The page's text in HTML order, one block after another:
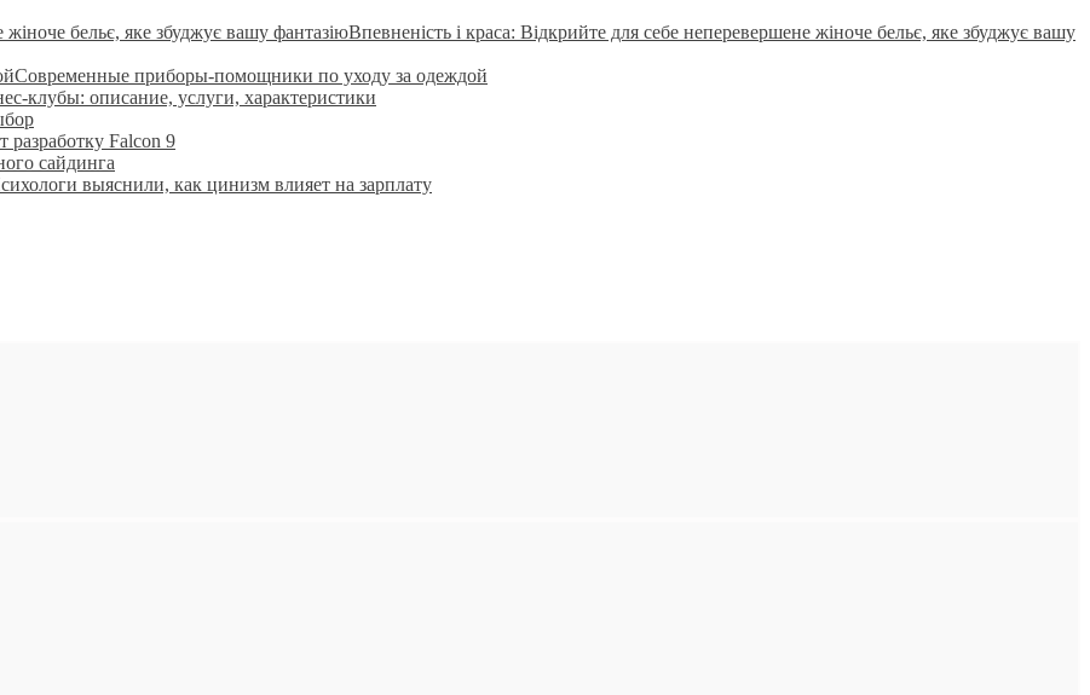
Впевненість і краса: Відкрийте для себе неперевершене жіноче бельє, яке збуджує вашу
Современные приборы-помощники по уходу за одеждой
клубы: описание, услуги, характеристики
разработку Falcon 9
сайдинга
выяснили, как цинизм влияет на зарплату